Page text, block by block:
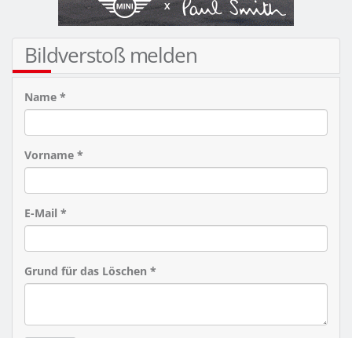
Bildverstoß melden
Name *
Vorname *
E-Mail *
Grund für das Löschen *